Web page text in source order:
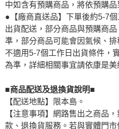
中如含有預購商品，將依預購品
●【廠商直送品】下單後約5-7
出貨配送，部分商品與預購商
準，部分商品可能會因氣候、
不適用5-7個工作日出貨條件，
為準，詳細相關事宜請依康是
■商品配送及退換貨說明■
【配送地點】限本島。
【注意事項】網路售出之商品
款、退換貨服務。若與實體門